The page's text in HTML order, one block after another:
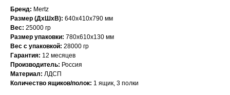
Бренд: Mertz
Размер (ДхШхВ): 640х410х790 мм
Вес: 25000 гр
Размер упаковки: 780x610x130 мм
Вес с упаковкой: 28000 гр
Гарантия: 12 месяцев
Производитель: Россия
Материал: ЛДСП
Количество ящиков/полок: 1 ящик, 3 полки